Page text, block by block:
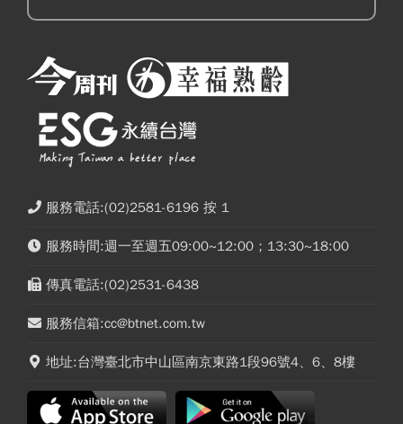
服務電話:(02)2581-6196 按 1
服務時間:週一至週五09:00~12:00；13:30~18:00
傳真電話:(02)2531-6438
服務信箱:cc@btnet.com.tw
地址:台灣臺北市中山區南京東路1段96號4、6、8樓